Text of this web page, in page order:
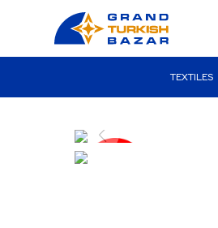
TEXTILES